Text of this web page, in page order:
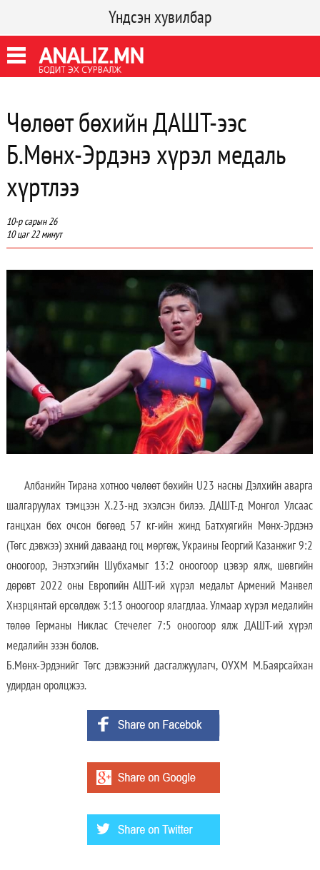
Үндсэн хувилбар
Чөлөөт бөхийн ДАШТ-ээс
Б.Мөнх-Эрдэнэ хүрэл медаль
хүртлээ
10-р сарын 26
10 цаг 22 минут
Албанийн Тирана хотноо чөлөөт бөхийн U23 насны Дэлхийн аварга
шалгаруулах тэмцээн X.23-нд эхэлсэн билээ. ДАШТ-д Монгол Улсаас
ганцхан бөх очсон бөгөөд 57 кг-ийн жинд Батхуягийн Мөнх-Эрдэнэ
(Төгс дэвжээ) эхний даваанд гоц мөргөж, Украины Георгий Казанжиг 9:2
оноогоор, Энэтхэгийн Шубхамыг 13:2 оноогоор цэвэр ялж, шөвгийн
дөрөвт 2022 оны Европийн АШТ-ий хүрэл медальт Армений Манвел
Хнзрцянтай өрсөлдөж 3:13 оноогоор ялагдлаа. Улмаар хүрэл медалийн
төлөө Германы Никлас Стечелег 7:5 оноогоор ялж ДАШТ-ий хүрэл
медалийн эзэн болов.
Б.Мөнх-Эрдэнийг Төгс дэвжээний дасгалжуулагч, ОУХМ М.Баярсайхан
удирдан оролцжээ.